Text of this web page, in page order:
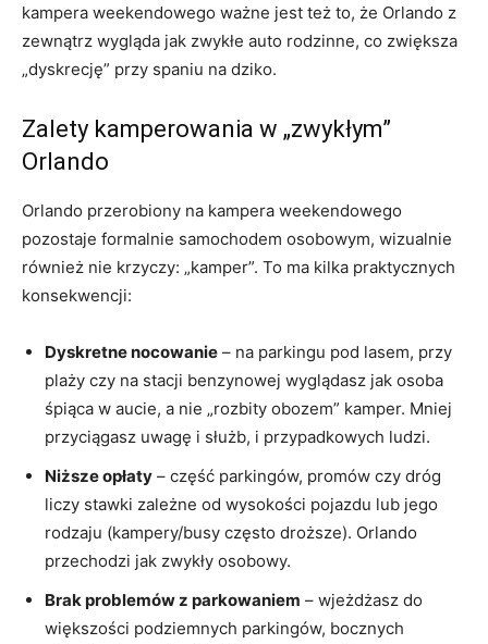
kampera weekendowego ważne jest też to, że Orlando z
zewnątrz wygląda jak zwykłe auto rodzinne, co zwiększa
„dyskrecję” przy spaniu na dziko.
Zalety kamperowania w „zwykłym”
Orlando
Orlando przerobiony na kampera weekendowego
pozostaje formalnie samochodem osobowym, wizualnie
również nie krzyczy: „kamper”. To ma kilka praktycznych
konsekwencji:
Dyskretne nocowanie – na parkingu pod lasem, przy
plaży czy na stacji benzynowej wyglądasz jak osoba
śpiąca w aucie, a nie „rozbity obozem” kamper. Mniej
przyciągasz uwagę i służb, i przypadkowych ludzi.
Niższe opłaty – część parkingów, promów czy dróg
liczy stawki zależne od wysokości pojazdu lub jego
rodzaju (kampery/busy często droższe). Orlando
przechodzi jak zwykły osobowy.
Brak problemów z parkowaniem – wjeżdżasz do
większości podziemnych parkingów, bocznych